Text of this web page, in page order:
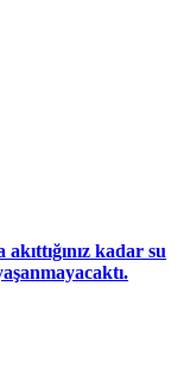
kadar su